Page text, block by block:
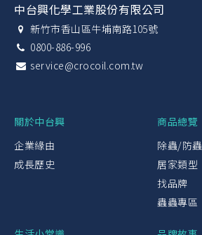
中台興化學工業股份有限公司
新竹市香山區牛埔南路105號
0800-886-996
service@crocoil.com.tw
關於中台興
企業緣由
成長歷史
商品總覽
除蟲/防蟲
居家類型
找品牌
蟲蟲專區